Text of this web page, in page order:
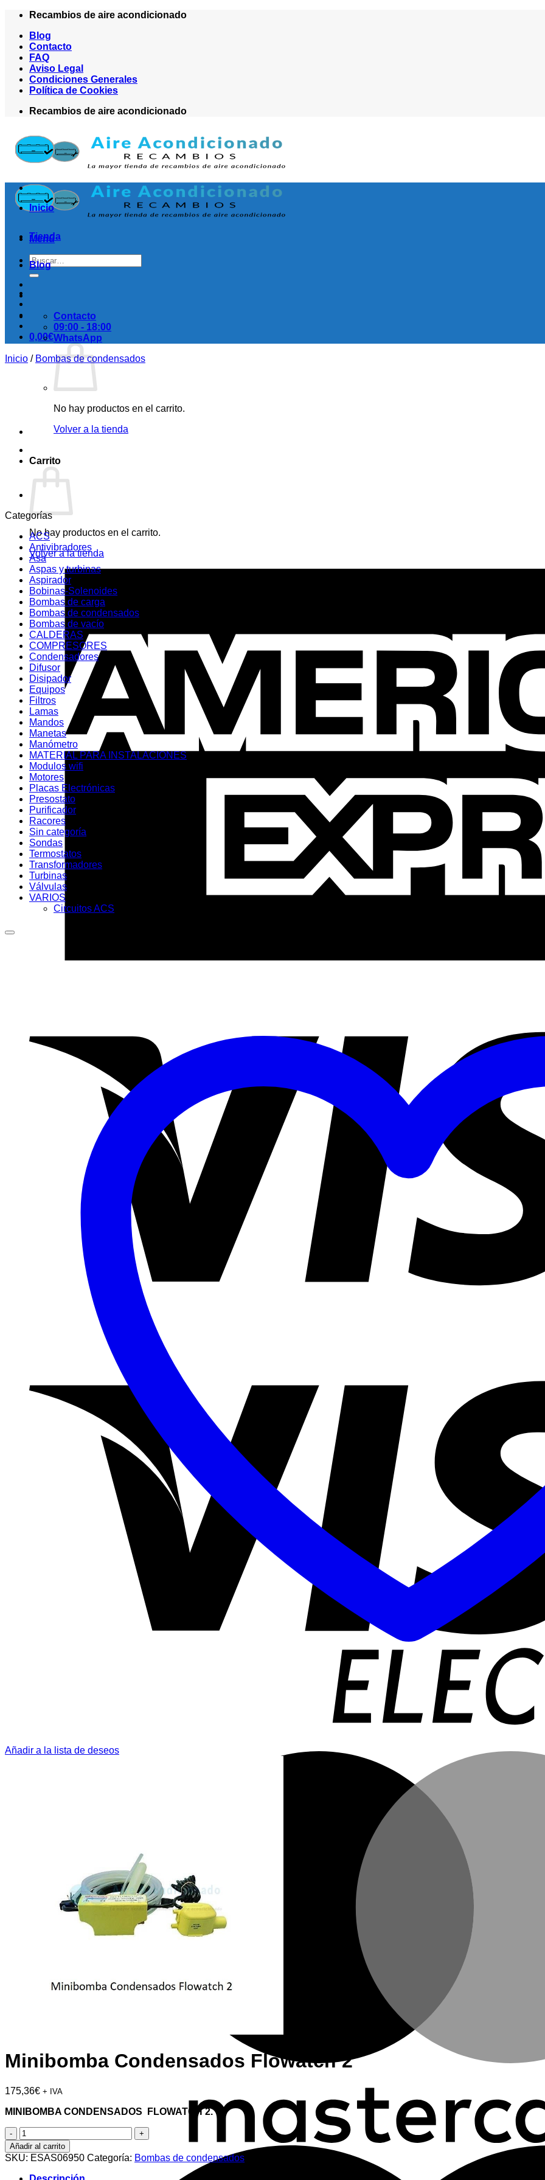
Saltar
contenido
Recambios de aire acondicionado
Blog
Contacto
FAQ
Aviso Legal
Condiciones Generales
Política de Cookies
Recambios de aire acondicionado
Menú
Buscar
por:
0,00€
No hay productos en el carrito.
Volver a la tienda
Carrito
No hay productos en el carrito.
Volver a la tienda
Inicio
Tienda
Blog
Contacto
09:00 - 18:00
WhatsApp
Inicio / Bombas de condensados
Categorías
ACS
Antivibradores
Asa
Aspas y turbinas
Aspirador
Bobinas-Solenoides
Bombas de carga
Bombas de condensados
Bombas de vacío
CALDERAS
COMPRESORES
Condensadores
Difusor
Disipador
Equipos
Filtros
Lamas
Mandos
Manetas
Manómetro
MATERIAL PARA INSTALACIONES
Modulos wifi
Motores
Placas Electrónicas
Presostato
Purificador
Racores
Sin categoría
Sondas
Termostatos
Transformadores
Turbinas
Válvulas
VARIOS
Circuitos ACS
Añadir a la lista de deseos
Minibomba Condensados Flowatch 2
175,36€ + IVA
MINIBOMBA CONDENSADOS FLOWATCH 2.
Minibomba
Condensados
Flowatch
2
cantidad
Añadir al carrito
SKU: ESAS06950 Categoría: Bombas de condensados